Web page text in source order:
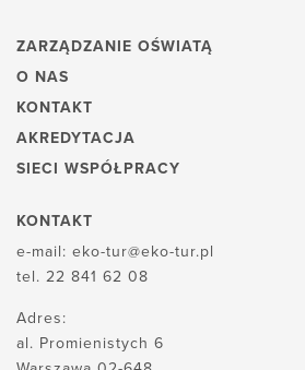
ZARZĄDZANIE OŚWIATĄ
O NAS
KONTAKT
AKREDYTACJA
SIECI WSPÓŁPRACY
KONTAKT
e-mail: eko-tur@eko-tur.pl
tel. 22 841 62 08
Adres:
al. Promienistych 6